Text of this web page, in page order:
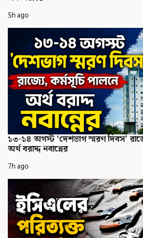
5h ago
১৩-১৪ অগস্ট ‘দেশভাগ স্মরণ দিবস’
অর্থ বরাদ্দ নবান্নের
7h ago